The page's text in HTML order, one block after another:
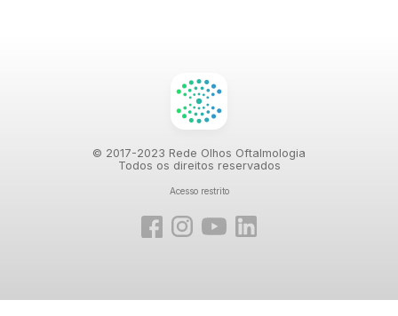
© 2017-2023 Rede Olhos Oftalmologia
Todos os direitos reservados
Acesso restrito